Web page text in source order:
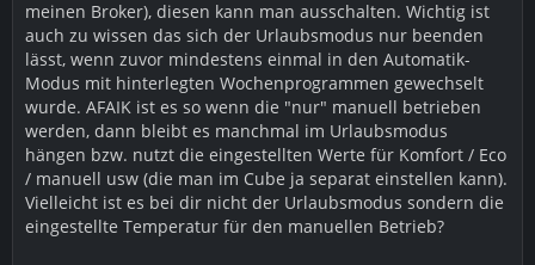
meinen Broker), diesen kann man ausschalten. Wichtig ist
auch zu wissen das sich der Urlaubsmodus nur beenden
lässt, wenn zuvor mindestens einmal in den Automatik-
Modus mit hinterlegten Wochenprogrammen gewechselt
wurde. AFAIK ist es so wenn die "nur" manuell betrieben
werden, dann bleibt es manchmal im Urlaubsmodus
hängen bzw. nutzt die eingestellten Werte für Komfort / Eco
/ manuell usw (die man im Cube ja separat einstellen kann).
Vielleicht ist es bei dir nicht der Urlaubsmodus sondern die
eingestellte Temperatur für den manuellen Betrieb?